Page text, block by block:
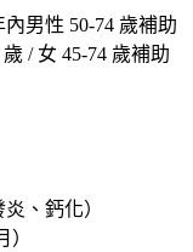
內男性 50-74 歲補助
歲 / 女 45-74 歲補助
、鈣化）